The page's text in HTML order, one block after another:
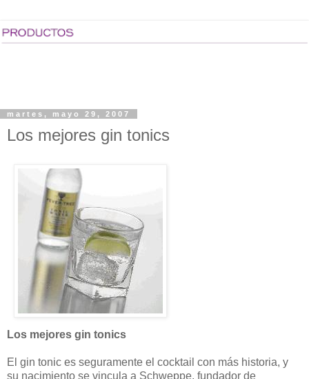
martes, mayo 29, 2007
Los mejores gin tonics
Los mejores gin tonics
El gin tonic es seguramente el cocktail con más historia, y
su nacimiento se vincula a Schweppe, fundador de